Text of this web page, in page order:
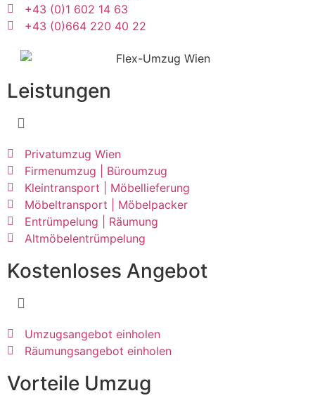
+43 (0)1 602 14 63
+43 (0)664 220 40 22
Leistungen
Privatumzug Wien
Firmenumzug | Büroumzug
Kleintransport | Möbellieferung
Möbeltransport | Möbelpacker
Entrümpelung | Räumung
Altmöbelentrümpelung
Kostenloses Angebot
Umzugsangebot einholen
Räumungsangebot einholen
Vorteile Umzug